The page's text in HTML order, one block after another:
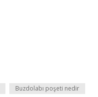
Buzdolabı poşeti nedir